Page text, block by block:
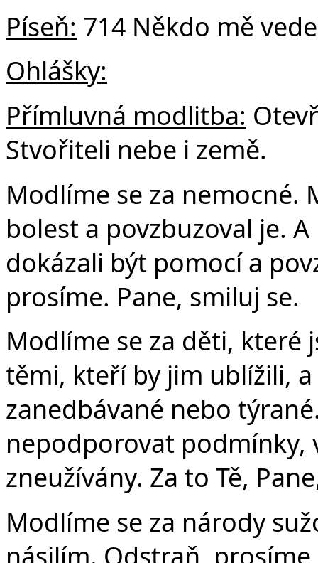
Píseň: 714 Někdo mě
Ohlášky:
Přímluvná modlitba:
Stvořiteli nebe i země.
Modlíme se za nemocné.
bolest a povzbuzoval je.
dokázali být pomocí a
prosíme. Pane, smiluj se.
Modlíme se za děti, které
těmi, kteří by jim ublížili,
zanedbávané nebo
nepodporovat podmínky,
zneužívány. Za to Tě,
Modlíme se za národy
násilím. Odstraň,